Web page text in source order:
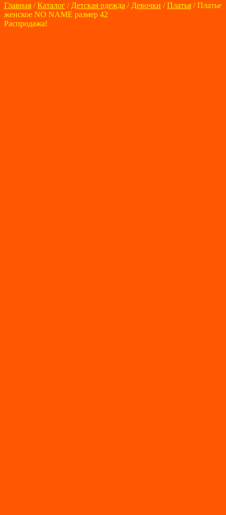
Главная /Каталог / Детская одежда / Девочки /Платья /Платье
женское NO NAME размер 42
Распродажа!